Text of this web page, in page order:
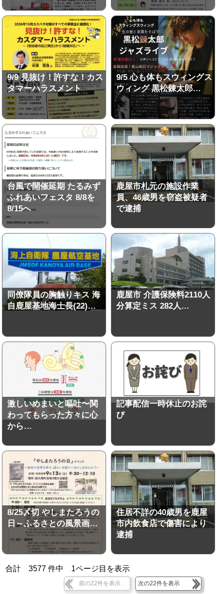
9/9 見抜け！許すな！カス
タマーハラスメント
9/5 心も体もスウィングス
ウィング 黒松錬太郎…
台風で開催延期 たるみず
ふれあいフェスタ 8/8を
8/15へ
鹿屋市札元の施設作業
員、46歳男を窃盗被疑者
で逮捕
同僚隊員の胸触りキス 海
自鹿屋基地海士長(22)…
鹿屋市 介護保険料2110人
分算定ミス 282人…
激しいめまいと嘔吐〜関
わってもらった方々に心
から…
記事配信一時休止のお詫
び
8/25〆切 やしまたろうの
日～ふるさとの風景画…
住居不詳の40歳男を鹿屋
市内飲食店で傷害により
逮捕
合計3577 件中 1ページ目を表示
前の22件を表示 次の22件を表示